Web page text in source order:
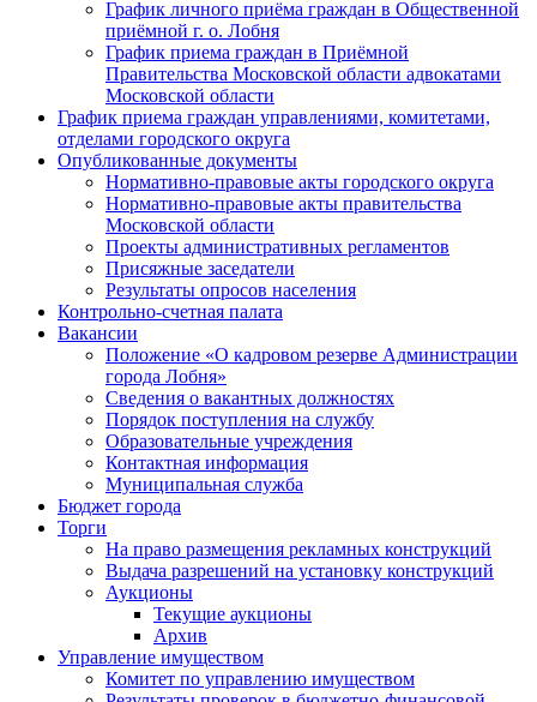
График личного приёма граждан в Общественной
приёмной г. о. Лобня
График приема граждан в Приёмной
Правительства Московской области адвокатами
Московской области
График приема граждан управлениями, комитетами,
отделами городского округа
Опубликованные документы
Нормативно-правовые акты городского округа
Нормативно-правовые акты правительства
Московской области
Проекты административных регламентов
Присяжные заседатели
Результаты опросов населения
Контрольно-счетная палата
Вакансии
Положение «О кадровом резерве Администрации
города Лобня»
Сведения о вакантных должностях
Порядок поступления на службу
Образовательные учреждения
Контактная информация
Муниципальная служба
Бюджет города
Торги
На право размещения рекламных конструкций
Выдача разрешений на установку конструкций
Аукционы
Текущие аукционы
Архив
Управление имуществом
Комитет по управлению имуществом